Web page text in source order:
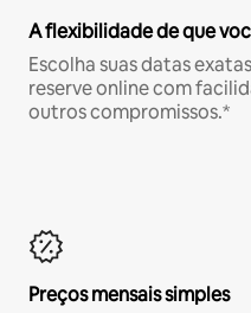
A flexibilidade de que
Escolha suas datas
reserve online com
outros compromissos.*
Preços mensais simples